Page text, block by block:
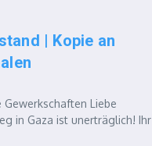
| Kopie an
Liebe
in Gaza ist unerträglich!